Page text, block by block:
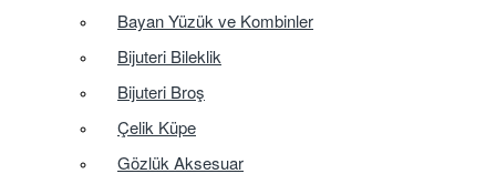
Bayan Yüzük ve Kombinler
Bijuteri Bileklik
Bijuteri Broş
Çelik Küpe
Gözlük Aksesuar